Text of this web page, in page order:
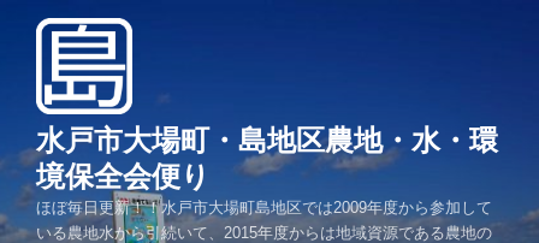
へ
キ
水戸市大場町・島地区農地・水・環
境保全会便り
ほぼ毎日更新！！水戸市大場町島地区では2009年度から参加して
いる農地水から引続いて、2015年度からは地域資源である農地の